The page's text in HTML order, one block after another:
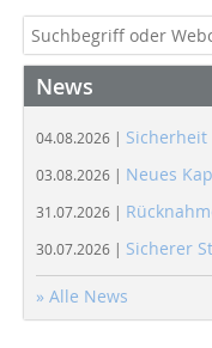
News
04.08.2026 |
03.08.2026 | Neues
31.07.2026 |
30.07.2026 | Sicherer
» Alle News